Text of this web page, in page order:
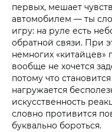
первых, мешает
автомобилем — ты
игру: на руле есть
обратной связи. При
немногих
вообще не хочется
потому что
нагружается
искусственность
словно противится
буквально бороться.